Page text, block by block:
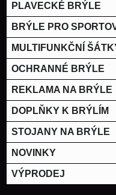
PLAVECKÉ BRÝLE
BRÝLE PRO
MULTIFUNKČNÍ
OCHRANNÉ BRÝLE
REKLAMA NA BRÝLE
DOPLŇKY K BRÝLÍM
STOJANY NA BRÝLE
NOVINKY
VÝPRODEJ